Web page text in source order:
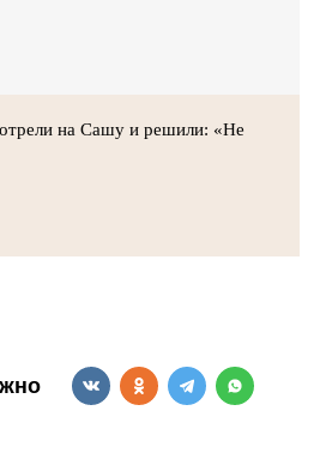
на Сашу и решили: «Не